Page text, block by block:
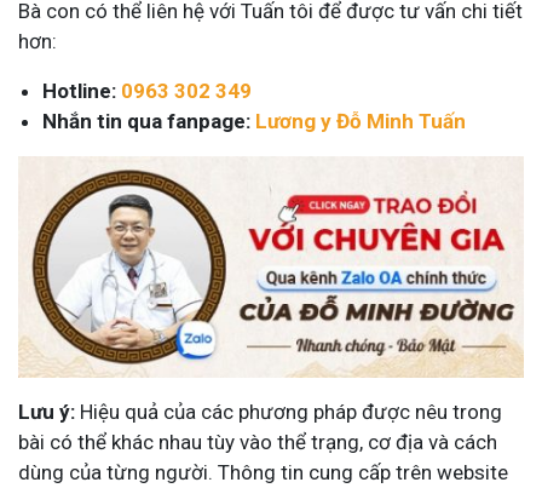
Bà con có thể liên hệ với Tuấn tôi để được tư vấn chi tiết
hơn:
Hotline: 0963 302 349
Nhắn tin qua fanpage: Lương y Đỗ Minh Tuấn
Lưu ý: Hiệu quả của các phương pháp được nêu trong
bài có thể khác nhau tùy vào thể trạng, cơ địa và cách
dùng của từng người. Thông tin cung cấp trên website